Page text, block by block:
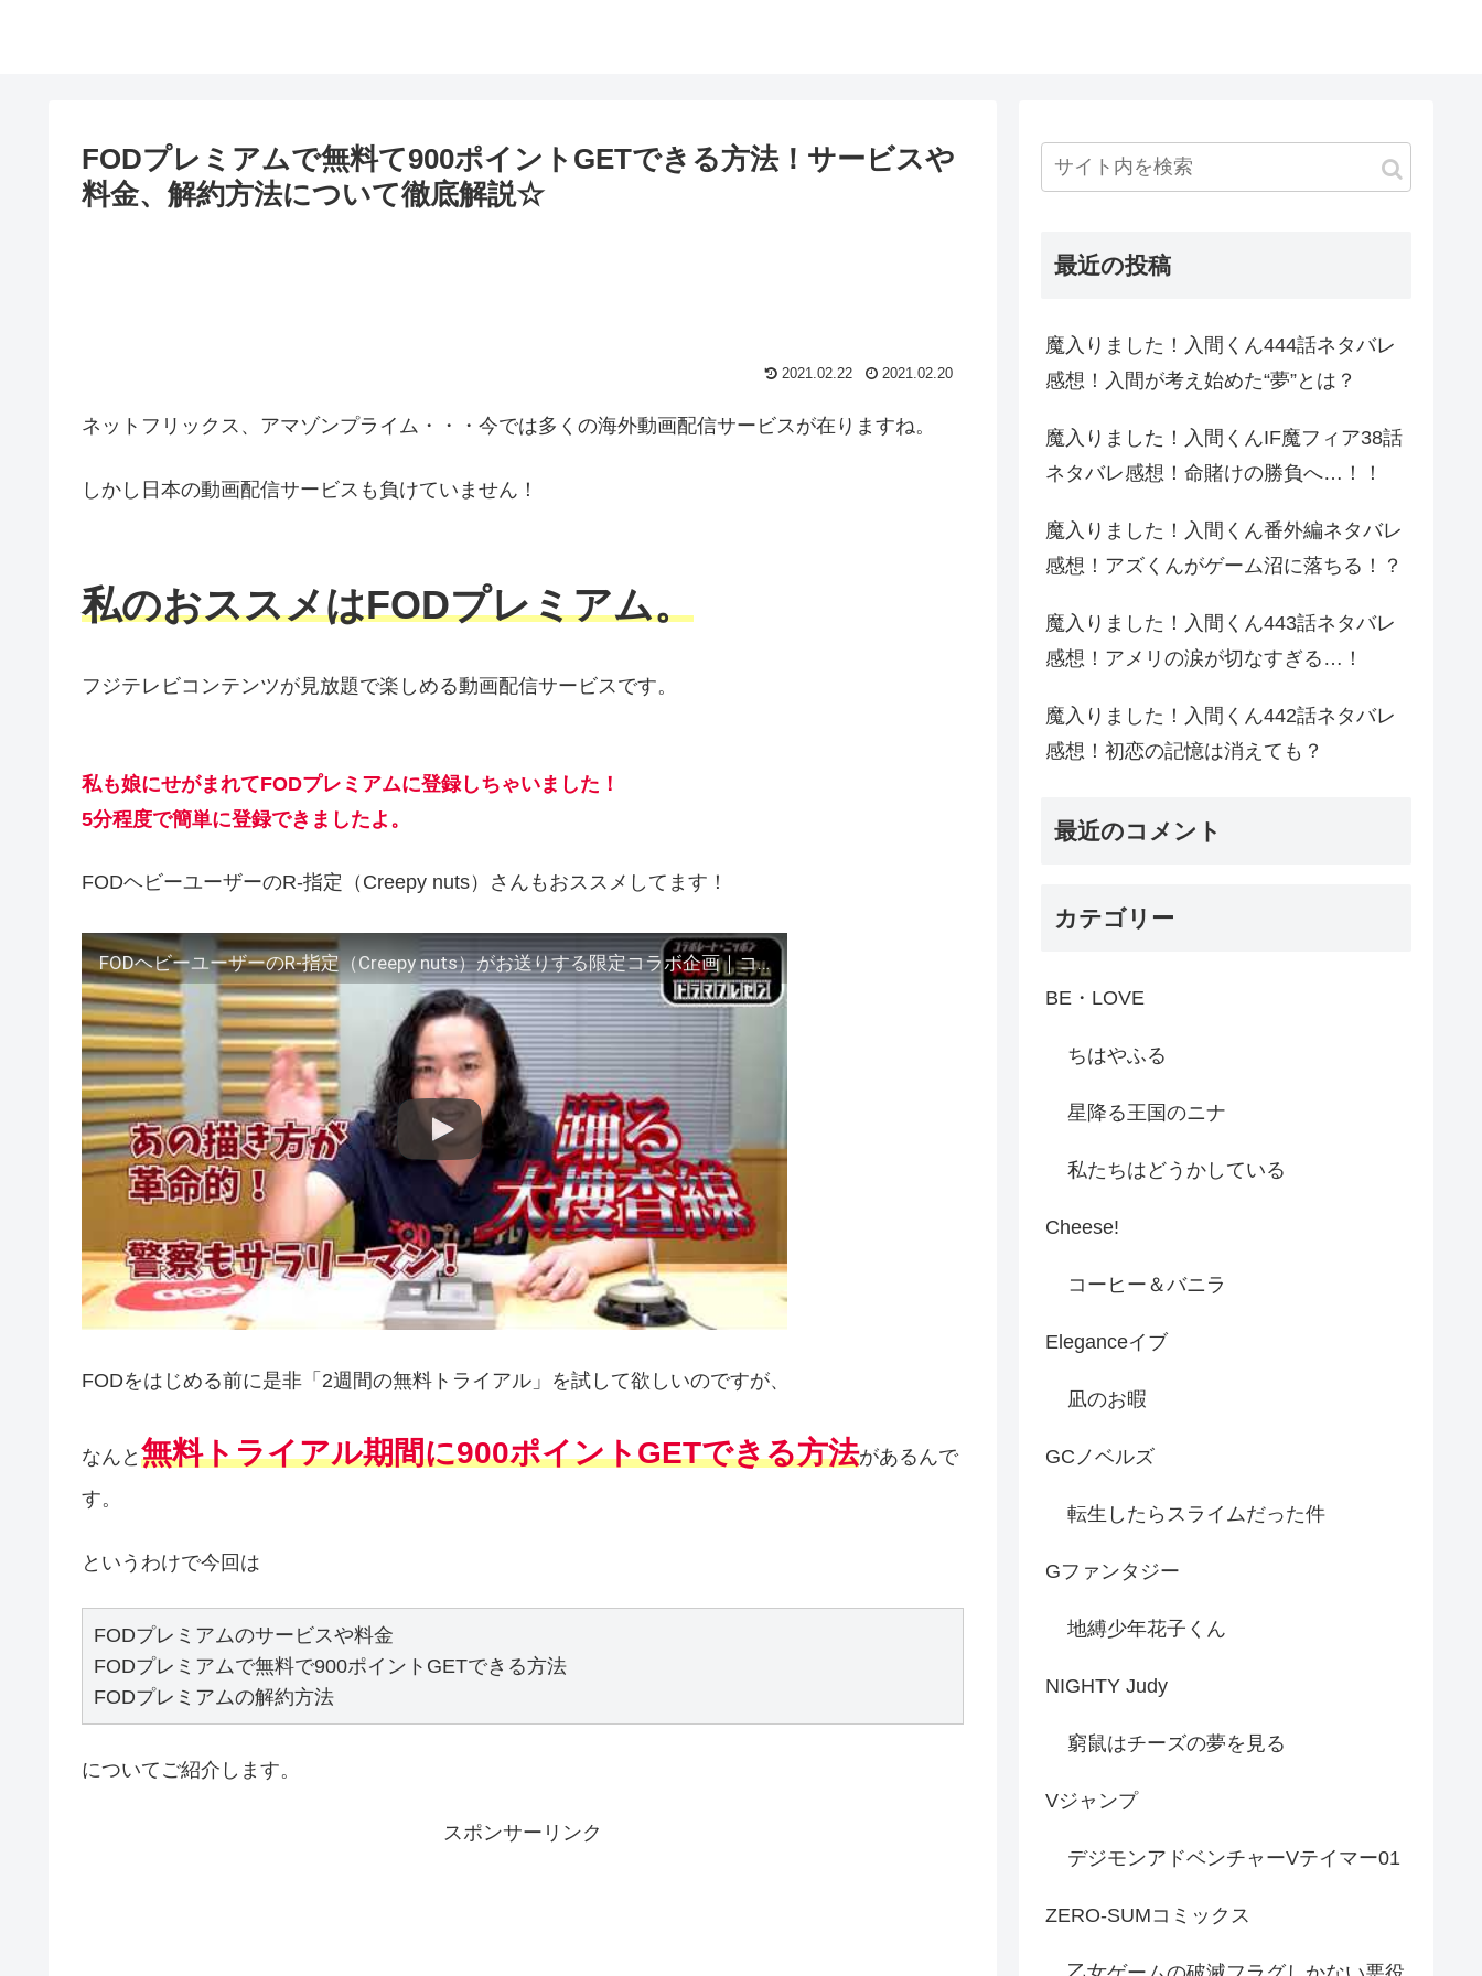
FODプレミアムで無料て900ポイントGETできる方法！サービスや
料金、解約方法について徹底解説☆
2021.02.22 2021.02.20
ネットフリックス、アマゾンプライム・・・今では多くの海外動画配信サービスが在りますね。
しかし日本の動画配信サービスも負けていません！
私のおススメはFODプレミアム。
フジテレビコンテンツが見放題で楽しめる動画配信サービスです。
私も娘にせがまれてFODプレミアムに登録しちゃいました！
5分程度で簡単に登録できましたよ。
FODヘビーユーザーのR-指定（Creepy nuts）さんもおススメしてます！
FODヘビーユーザーのR-指定（Creepy nuts）がお送りする限定コラボ企画｜コラボレート・ニッポンFODプレミアムドラマプレゼン！
FODをはじめる前に是非「2週間の無料トライアル」を試して欲しいのですが、
なんと 無料トライアル期間に900ポイントGETできる方法があるんで
す。
というわけで今回は
FODプレミアムのサービスや料金
FODプレミアムで無料で900ポイントGETできる方法
FODプレミアムの解約方法
についてご紹介します。
スポンサーリンク
最近の投稿
魔入りました！入間くん444話ネタバレ
感想！入間が考え始めた“夢”とは？
魔入りました！入間くんIF魔フィア38話
ネタバレ感想！命賭けの勝負へ…！！
魔入りました！入間くん番外編ネタバレ
感想！アズくんがゲーム沼に落ちる！？
魔入りました！入間くん443話ネタバレ
感想！アメリの涙が切なすぎる…！
魔入りました！入間くん442話ネタバレ
感想！初恋の記憶は消えても？
最近のコメント
カテゴリー
BE・LOVE
ちはやふる
星降る王国のニナ
私たちはどうかしている
Cheese!
コーヒー＆バニラ
Eleganceイブ
凪のお暇
GCノベルズ
転生したらスライムだった件
Gファンタジー
地縛少年花子くん
NIGHTY Judy
窮鼠はチーズの夢を見る
Vジャンプ
デジモンアドベンチャーVテイマー01
ZERO-SUMコミックス